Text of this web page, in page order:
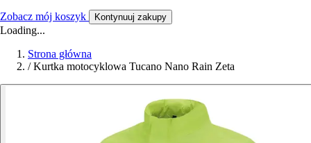
Zobacz mój koszyk Kontynuuj zakupy
Loading...
Strona główna
/ Kurtka motocyklowa Tucano Nano Rain Zeta